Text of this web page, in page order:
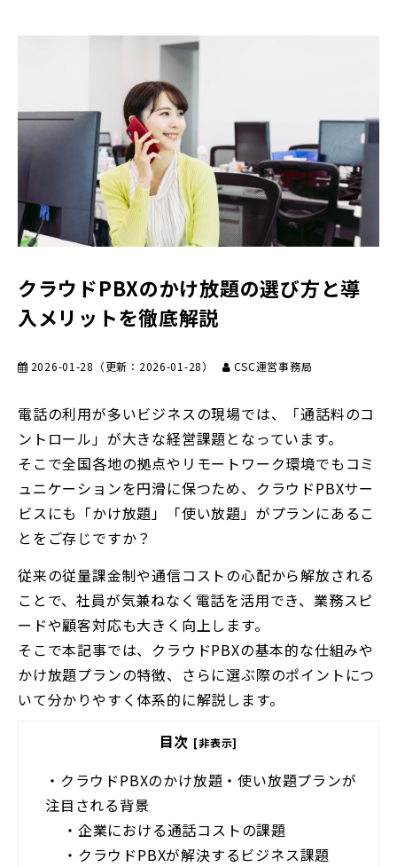
クラウドPBXのかけ放題の選び方と導
入メリットを徹底解説
2026-01-28 （更新： 2026-01-28） CSC運営事務局
電話の利用が多いビジネスの現場では、「通話料のコ
ントロール」が大きな経営課題となっています。
そこで全国各地の拠点やリモートワーク環境でもコミ
ュニケーションを円滑に保つため、クラウドPBXサー
ビスにも「かけ放題」「使い放題」がプランにあるこ
とをご存じですか？
従来の従量課金制や通信コストの心配から解放される
ことで、社員が気兼ねなく電話を活用でき、業務スピ
ードや顧客対応も大きく向上します。
そこで本記事では、クラウドPBXの基本的な仕組みや
かけ放題プランの特徴、さらに選ぶ際のポイントにつ
いて分かりやすく体系的に解説します。
目次 [非表示]
・ クラウドPBXのかけ放題・使い放題プランが
注目される背景
・ 企業における通話コストの課題
・ クラウドPBXが解決するビジネス課題